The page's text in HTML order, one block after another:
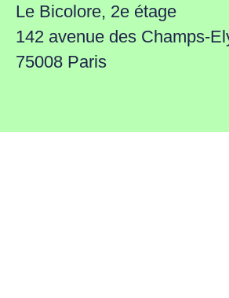
Le Bicolore, 2e étage
142 avenue des Champs-
75008 Paris